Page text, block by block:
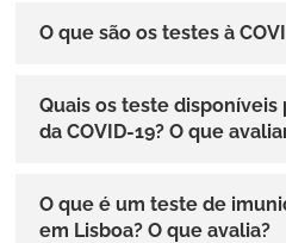
O que são os testes à
Quais os teste disponíveis
da COVID-19? O que
O que é um teste de
em Lisboa? O que avalia?